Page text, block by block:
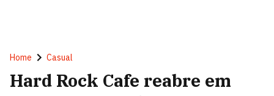
Home Casual
Hard Rock Cafe reabre em